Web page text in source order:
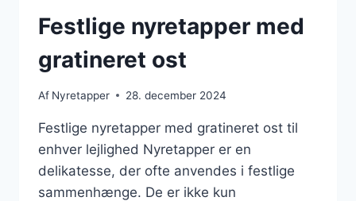
Festlige nyretapper med
gratineret ost
Af Nyretapper 28. december 2024
Festlige nyretapper med gratineret ost til
enhver lejlighed Nyretapper er en
delikatesse, der ofte anvendes i festlige
sammenhænge. De er ikke kun